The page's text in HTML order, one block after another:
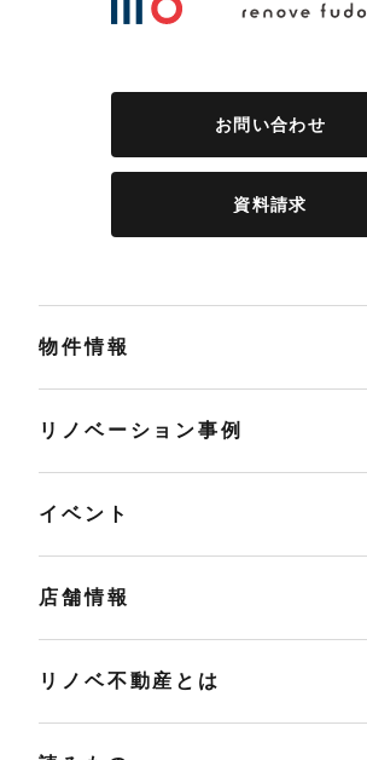
お問い合わせ
資料請求
物件情報
リノベーション事例
イベント
店舗情報
リノベ不動産とは